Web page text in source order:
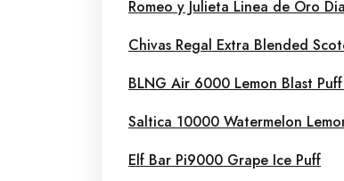
Romeo y Julieta Linea de Oro
Chivas Regal Extra Blended
BLNG Air 6000 Lemon Blast
Saltica 10000 Watermelon
Elf Bar Pi9000 Grape Ice Puff